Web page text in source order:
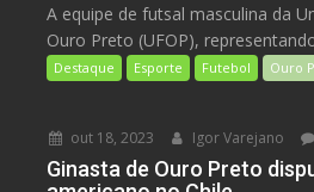
A equipe de futsal masculina da
Ouro Preto (UFOP),
Destaque Esporte Futebol Ouro
out 18, 2023 Igor Varejano
Ginasta de Ouro Preto